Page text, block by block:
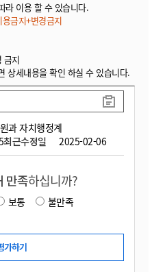
라 이용 할 수 있습니다.
금지+변경금지
금지
상세내용을 확인 하실 수 있습니다.
과 자치행정계
최근수정일 2025-02-06
만족하십니까?
보통
불만족